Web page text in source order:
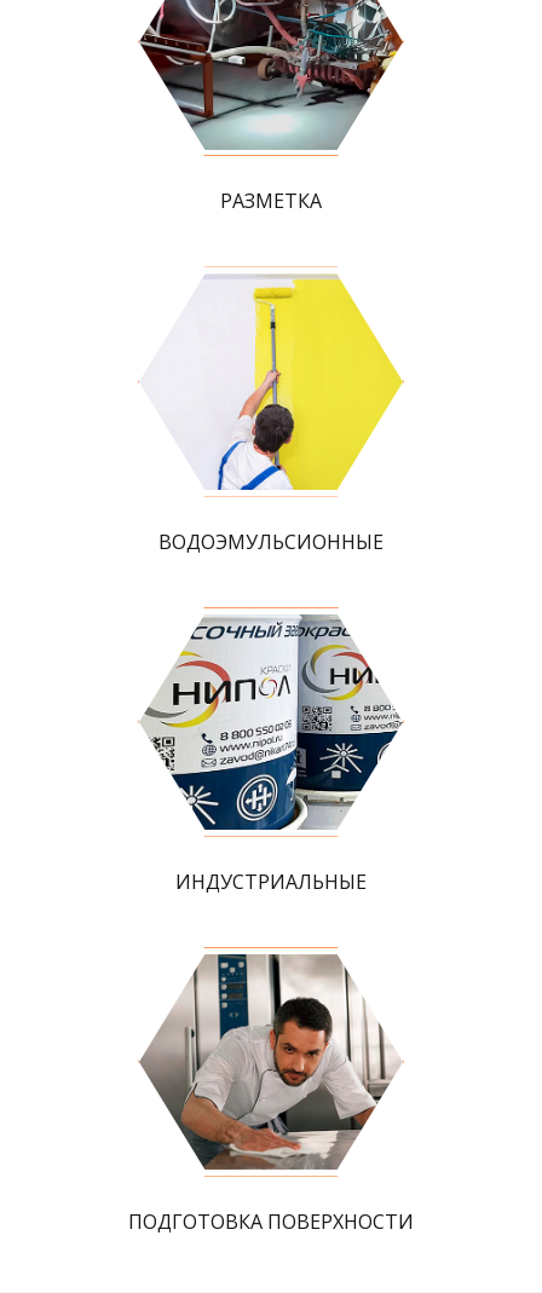
РАЗМЕТКА
ВОДОЭМУЛЬСИОННЫЕ
ИНДУСТРИАЛЬНЫЕ
ПОДГОТОВКА ПОВЕРХНОСТИ